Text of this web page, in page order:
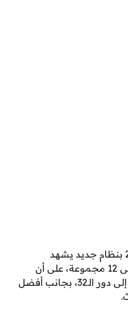
وتُقام نسخة كأس العالم 2026 بنظام جديد يشهد
مشاركة 48 منتخبًا، موزعة على 12 مجموعة، على أن
يتأهل أول وثاني كل مجموعة إلى دور الـ32، بجانب أفضل